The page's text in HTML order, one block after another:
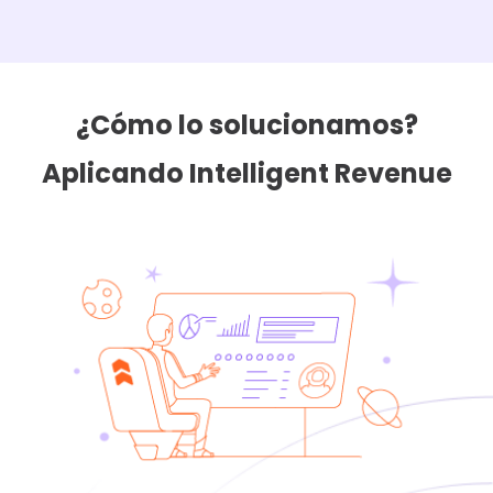
Este caso ganó el HubSpot Impact Award 2019
en la categoría de Grow Better Marketing.
¿Cómo lo solucionamos?
Aplicando Intelligent Revenue